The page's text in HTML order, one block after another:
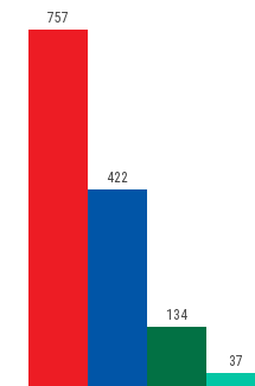
757
422
134
37